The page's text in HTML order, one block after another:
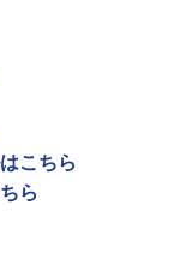
こちら
ら